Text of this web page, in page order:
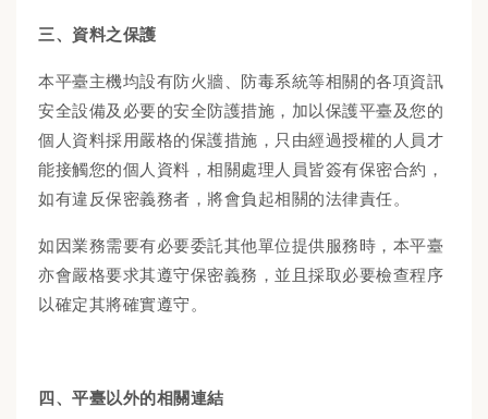
三、資料之保護
本平臺主機均設有防火牆、防毒系統等相關的各項資訊
安全設備及必要的安全防護措施，加以保護平臺及您的
個人資料採用嚴格的保護措施，只由經過授權的人員才
能接觸您的個人資料，相關處理人員皆簽有保密合約，
如有違反保密義務者，將會負起相關的法律責任。
如因業務需要有必要委託其他單位提供服務時，本平臺
亦會嚴格要求其遵守保密義務，並且採取必要檢查程序
以確定其將確實遵守。
四、平臺以外的相關連結